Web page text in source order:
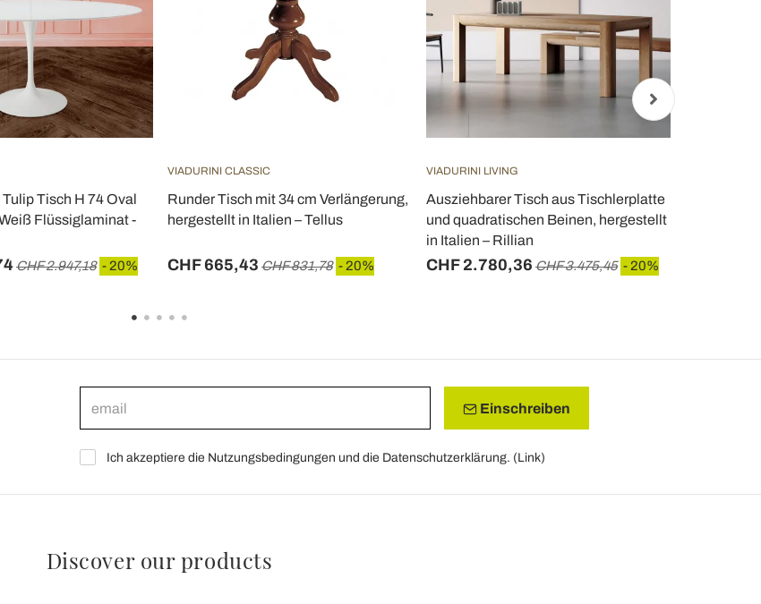
Tisch H 74 Oval
Flüssiglaminat -
CHF 2.947,18 - 20%
VIADURINI CLASSIC
Runder Tisch mit 34 cm Verlängerung,
hergestellt in Italien – Tellus
CHF 665,43 CHF 831,78 - 20%
VIADURINI LIVING
Ausziehbarer Tisch aus Tischlerplatte
und quadratischen Beinen, hergestellt
in Italien – Rillian
CHF 2.780,36 CHF 3.475,45 - 20%
Einschreiben
Ich akzeptiere die Nutzungsbedingungen und die Datenschutzerklärung. (Link)
Discover our products